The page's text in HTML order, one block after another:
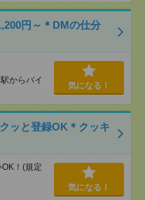
円～＊DMの仕分
からバイ
気になる！
ッと登録OK＊クッキ
！(規定
気になる！